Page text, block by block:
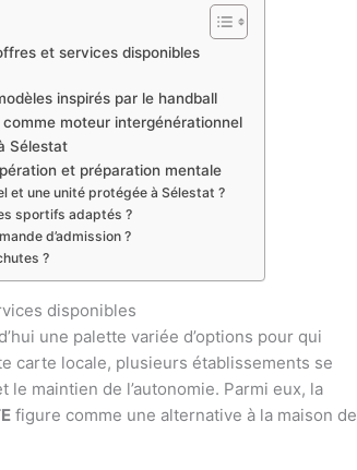
et services disponibles
inspirés par le handball
moteur intergénérationnel
Sélestat
et préparation mentale
et une unité protégée à Sélestat ?
sportifs adaptés ?
d’admission ?
?
disponibles
une palette variée d’options pour qui
carte locale, plusieurs établissements se
maintien de l’autonomie. Parmi eux, la
figure comme une alternative à la maison de